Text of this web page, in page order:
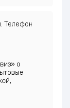
Телефон
о